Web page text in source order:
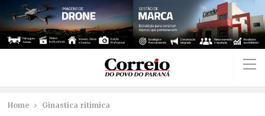
Home Ginastica ritimica